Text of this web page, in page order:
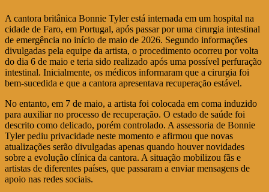
A cantora britânica Bonnie Tyler está internada em um hospital na
cidade de Faro, em Portugal, após passar por uma cirurgia intestinal
de emergência no início de maio de 2026. Segundo informações
divulgadas pela equipe da artista, o procedimento ocorreu por volta
do dia 6 de maio e teria sido realizado após uma possível perfuração
intestinal. Inicialmente, os médicos informaram que a cirurgia foi
bem-sucedida e que a cantora apresentava recuperação estável.
No entanto, em 7 de maio, a artista foi colocada em coma induzido
para auxiliar no processo de recuperação. O estado de saúde foi
descrito como delicado, porém controlado. A assessoria de Bonnie
Tyler pediu privacidade neste momento e afirmou que novas
atualizações serão divulgadas apenas quando houver novidades
sobre a evolução clínica da cantora. A situação mobilizou fãs e
artistas de diferentes países, que passaram a enviar mensagens de
apoio nas redes sociais.